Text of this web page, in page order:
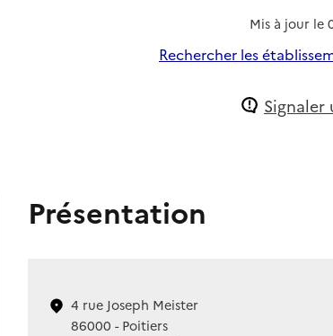
Mis à jour le
Rechercher les
Signaler
Présentation
4 rue Joseph Meister
86000 - Poitiers